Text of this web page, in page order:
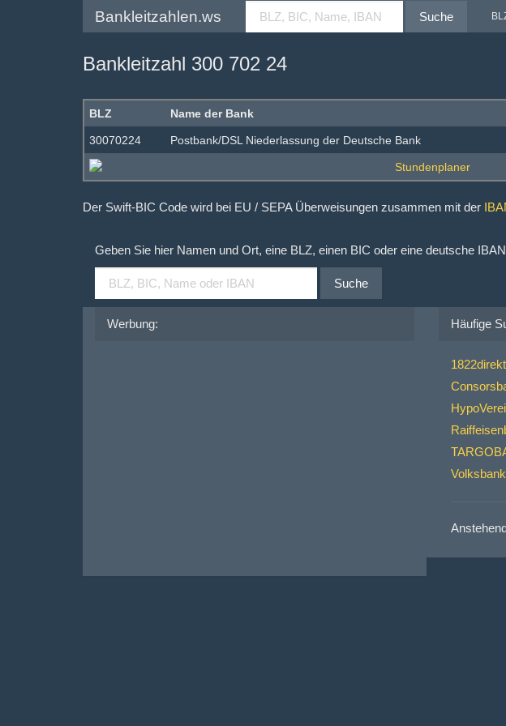
Bankleitzahlen.ws Suche
Bankleitzahl 300 702 24
BLZ Name der Bank
30070224 Postbank/DSL Niederlassung der Deutsche Bank
Der Swift-BIC Code wird bei EU / SEPA Überweisungen zusammen mit der
Geben Sie hier Namen und Ort, eine BLZ, einen BIC oder eine deutsche
Suche
Werbung: Häufige
1822direkt
Volksbank